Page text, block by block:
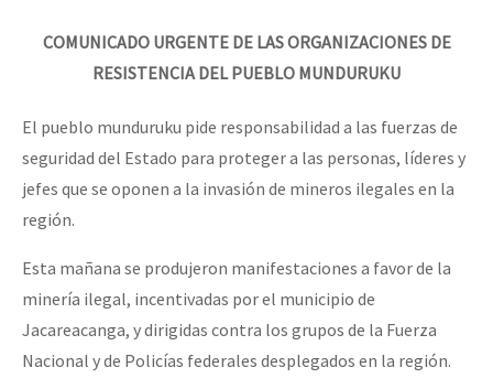
COMUNICADO URGENTE DE LAS ORGANIZACIONES DE
RESISTENCIA DEL PUEBLO MUNDURUKU
El pueblo munduruku pide responsabilidad a las fuerzas de
seguridad del Estado para proteger a las personas, líderes y
jefes que se oponen a la invasión de mineros ilegales en la
región.
Esta mañana se produjeron manifestaciones a favor de la
minería ilegal, incentivadas por el municipio de
Jacareacanga, y dirigidas contra los grupos de la Fuerza
Nacional y de Policías federales desplegados en la región.